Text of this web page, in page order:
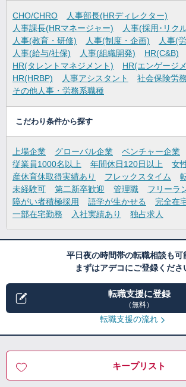
CHO/CHRO
人事部長(HRディレクター)
人事課長(HRマネージャー)
人事(採用･リク
人事(教育・研修)
人事(制度・企画)
人事(
人事(給与/社保)
人事(組織開発)
HR(C&B)
HR(タレントマネジメント)
HR(エンゲージ
HR(HRBP)
人事アシスタント
社会保険労
その他人事・労務系職種
こだわり条件から探す
上場企業 グローバル企業 ベンチャー企業
従業員1000名以上
年間休日120日以上
女
産休育休取得実績あり
フレックスタイム
未経験可
第二新卒歓迎 管理職
フリーラ
障がい者積極採用
語学が生かせる
完全在
一部在宅勤務
入社実績あり 独占求人
平日夜の時間帯の転職相談も可
まずはアデコにご登録くださ
転職支援に登録
（無料）
転職支援の流れ
キープリスト